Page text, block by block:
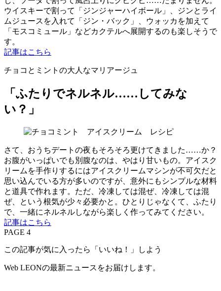
ウイスキーで割って「ジンジャーハイボール」、ジンとライ
ムジュースを入れて「ジン・バック」、ウォッカを加えて
「モスコミュール」などカクテルへ展開するのも楽しそうで
す。
記事はこちら
チョコとミントの大人なマリアージュ
「ふたりでネルネル……してみな
い？」
さて、おうちデートの夜もそろそろ更けてきました……か？
お腹がいっぱいでも別腹なのは、やはり甘いもの。アイスク
リームを手作りするにはアイスクリームマシンが不可欠だと
思い込んでいる方が多いのですが、意外にもシンプルな材料
と道具で作れます。ただ、冷凍しては混ぜ、冷凍しては混
ぜ、という根気が少々必要かと。ひとりじゃなくて、ふたり
で、一緒にネルネルしながら楽しく作ってみてください。
記事はこちら
PAGE 4
この記事が気に入ったら「いいね！」しよう
Web LEONの最新ニュースをお届けします。